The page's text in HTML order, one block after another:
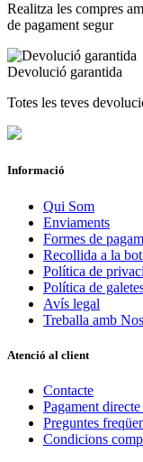
Realitza les compres
de pagament segur
Devolució garantida
Totes les teves
Informació
Qui Som
Enviaments
Formes de
Recollida a la
Política de
Política de
Avís legal
Treballa amb
Atenció al client
Contacte
Pagament
Preguntes
Condicions